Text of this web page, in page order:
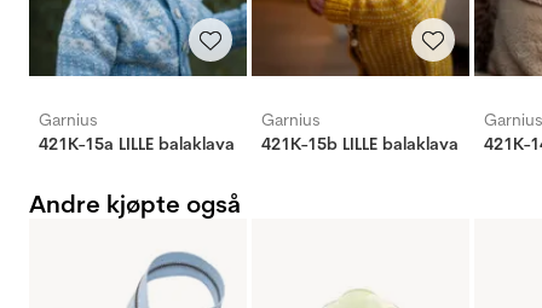
Garnius
421K-15a LILLE balaklava
Garnius
421K-15b LILLE balaklava
Garnius
Andre kjøpte også